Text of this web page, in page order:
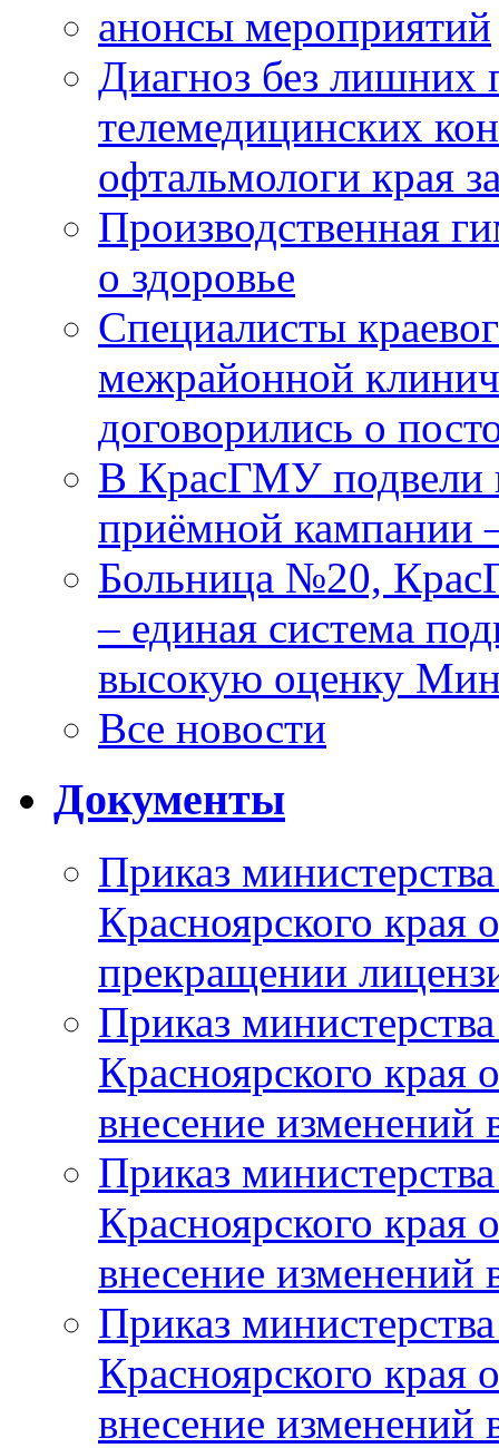
анонсы мероприятий
Диагноз без лишних
телемедицинских
офтальмологи края
Производственная
о здоровье
Специалисты
межрайонной
договорились о
В КрасГМУ подвели
приёмной кампании
Больница №20,
– единая система
высокую оценку
Все новости
Документы
Приказ
Красноярского
прекращении
Приказ
Красноярского
внесение изменений
Приказ
Красноярского
внесение изменений
Приказ
Красноярского
внесение изменений